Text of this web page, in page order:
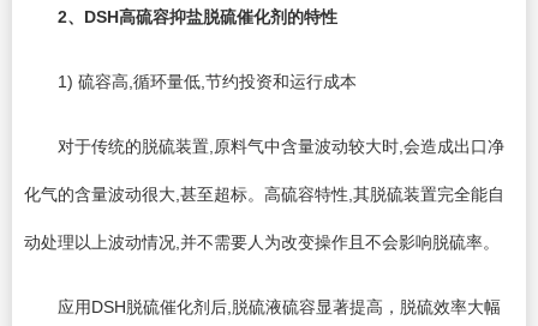
2、DSH高硫容抑盐脱硫催化剂的特性
1) 硫容高,循环量低,节约投资和运行成本
对于传统的脱硫装置,原料气中含量波动较大时,会造成出口净
化气的含量波动很大,甚至超标。高硫容特性,其脱硫装置完全能自
动处理以上波动情况,并不需要人为改变操作且不会影响脱硫率。
应用DSH脱硫催化剂后,脱硫液硫容显著提高，脱硫效率大幅